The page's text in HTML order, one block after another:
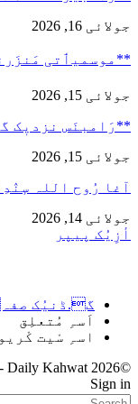
جولائی 16, 2026
**موسمیٲتی
جولائی 15, 2026
**رَامبنَس نزدیٖک
جولائی 15, 2026
آغا رُوح اللہ
جولائی 14, 2026
أزِیُک پیپر
گ.ڈنیُک
اَسہِ مُتعلِق
اسہِ سْیت
©2026 Daily Kahwat - جميع الحقوق محفوظة.
Sign in